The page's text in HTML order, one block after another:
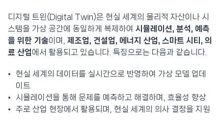
디지털 트윈(Digital Twin)은 현실 세계의 물리적 자산이나 시
스템을 가상 공간에 동일하게 복제하여 시뮬레이션, 분석, 예측
을 위한 기술이며, 제조업, 건설업, 에너지 산업, 스마트 시티, 의
료 산업에서 활용되고 있습니다. 특징으로는 다음과 같습니다.
현실 세계의 데이터를 실시간으로 반영하여 가상 모델 업데
이트
시뮬레이션을 통해 문제를 예측하고 해결하며, 효율성 향상
주로 산업 현장에서 활용되며, 현실 세계의 의사 결정을 지원